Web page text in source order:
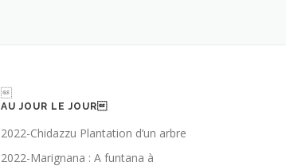
AU JOUR LE JOUR
2022-Chidazzu Plantation d’un arbre
2022-Marignana : A funtana à